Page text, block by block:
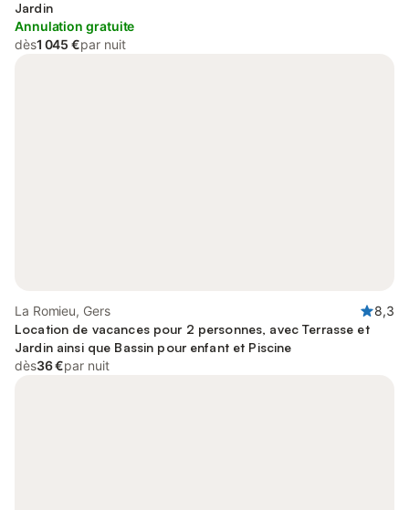
Jardin
Annulation gratuite
dès1 045 €par nuit
La Romieu, Gers
8,3
Location de vacances pour 2 personnes, avec Terrasse et
Jardin ainsi que Bassin pour enfant et Piscine
dès36 €par nuit